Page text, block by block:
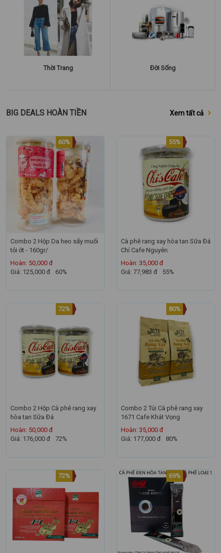
Thời Trang Đời Sống
BIG DEALS HOÀN TIỀN Xem tất cả
60%
Combo 2 Hộp Da heo sấy muối
tỏi ớt - 160gr/
Hoàn: 50,000 đ
Giá: 125,000 đ
60%
55%
Cà phê rang xay hòa tan Sữa Đá
Chí Cafe Nguyên
Hoàn: 35,000 đ
Giá: 77,983 đ
55%
72%
Combo 2 Hộp Cà phê rang xay
hòa tan Sữa Đá
Hoàn: 50,000 đ
Giá: 176,000 đ
72%
80%
Combo 2 Túi Cà phê rang xay
1671 Cafe Khát Vọng
Hoàn: 35,000 đ
Giá: 177,000 đ
80%
72% 69%